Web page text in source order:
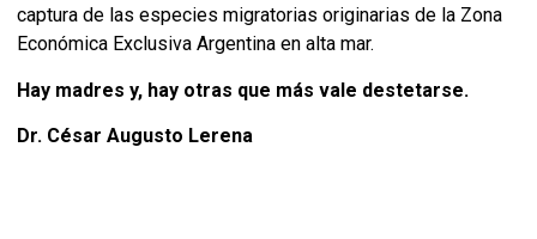
captura de las especies migratorias originarias de la Zona
Económica Exclusiva Argentina en alta mar.
Hay madres y, hay otras que más vale destetarse.
Dr. César Augusto Lerena